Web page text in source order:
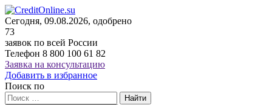
Сегодня, 09.08.2026, одобрено
73
заявок по всей России
Телефон 8 800 100 61 82
Заявка на консультацию
Добавить в избранное
Поиск по
Найти